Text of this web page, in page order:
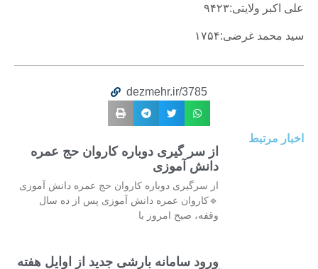
علی اکبر ولایتی:۹۴۲۳
سید محمد غرضی:۱۷۵۴
dezmehr.ir/3785
اخبار مرتبط
از سر گیری دوباره کاروان حج عمره
دانش آموزی
از سرگیری دوباره کاروان حج عمره دانش آموزی
🔹کاروان عمره دانش آموزی پس از ده سال
وقفه، صبح امروز با
ورود سامانه بارشی جدید از اوایل هفته